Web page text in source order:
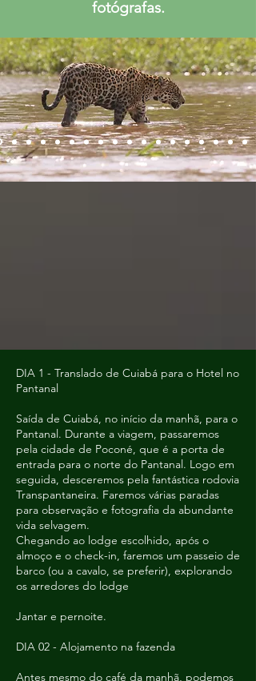
fotógrafas.
DIA 1 - Translado de Cuiabá para o Hotel no
Pantanal
Saída de Cuiabá, no início da manhã, para o
Pantanal. Durante a viagem, passaremos
pela cidade de Poconé, que é a porta de
entrada para o norte do Pantanal. Logo em
seguida, desceremos pela fantástica rodovia
Transpantaneira. Faremos várias paradas
para observação e fotografia da abundante
vida selvagem.
Chegando ao lodge escolhido, após o
almoço e o check-in, faremos um passeio de
barco (ou a cavalo, se preferir), explorando
os arredores do lodge
Jantar e pernoite.
DIA 02 - Alojamento na fazenda
Antes mesmo do café da manhã, podemos